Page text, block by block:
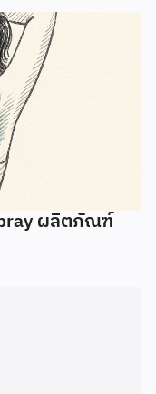
ผลิตภัณฑ์